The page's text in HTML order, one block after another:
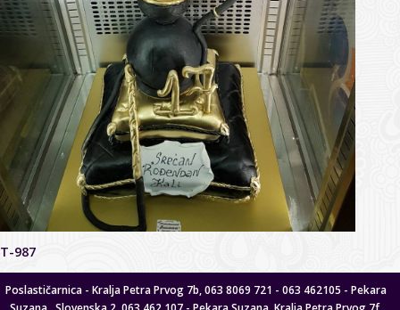
T-987
Poslastičarnica - Kralja Petra Prvog 7b, 063 8069 721 - 063 462105 - Pekara